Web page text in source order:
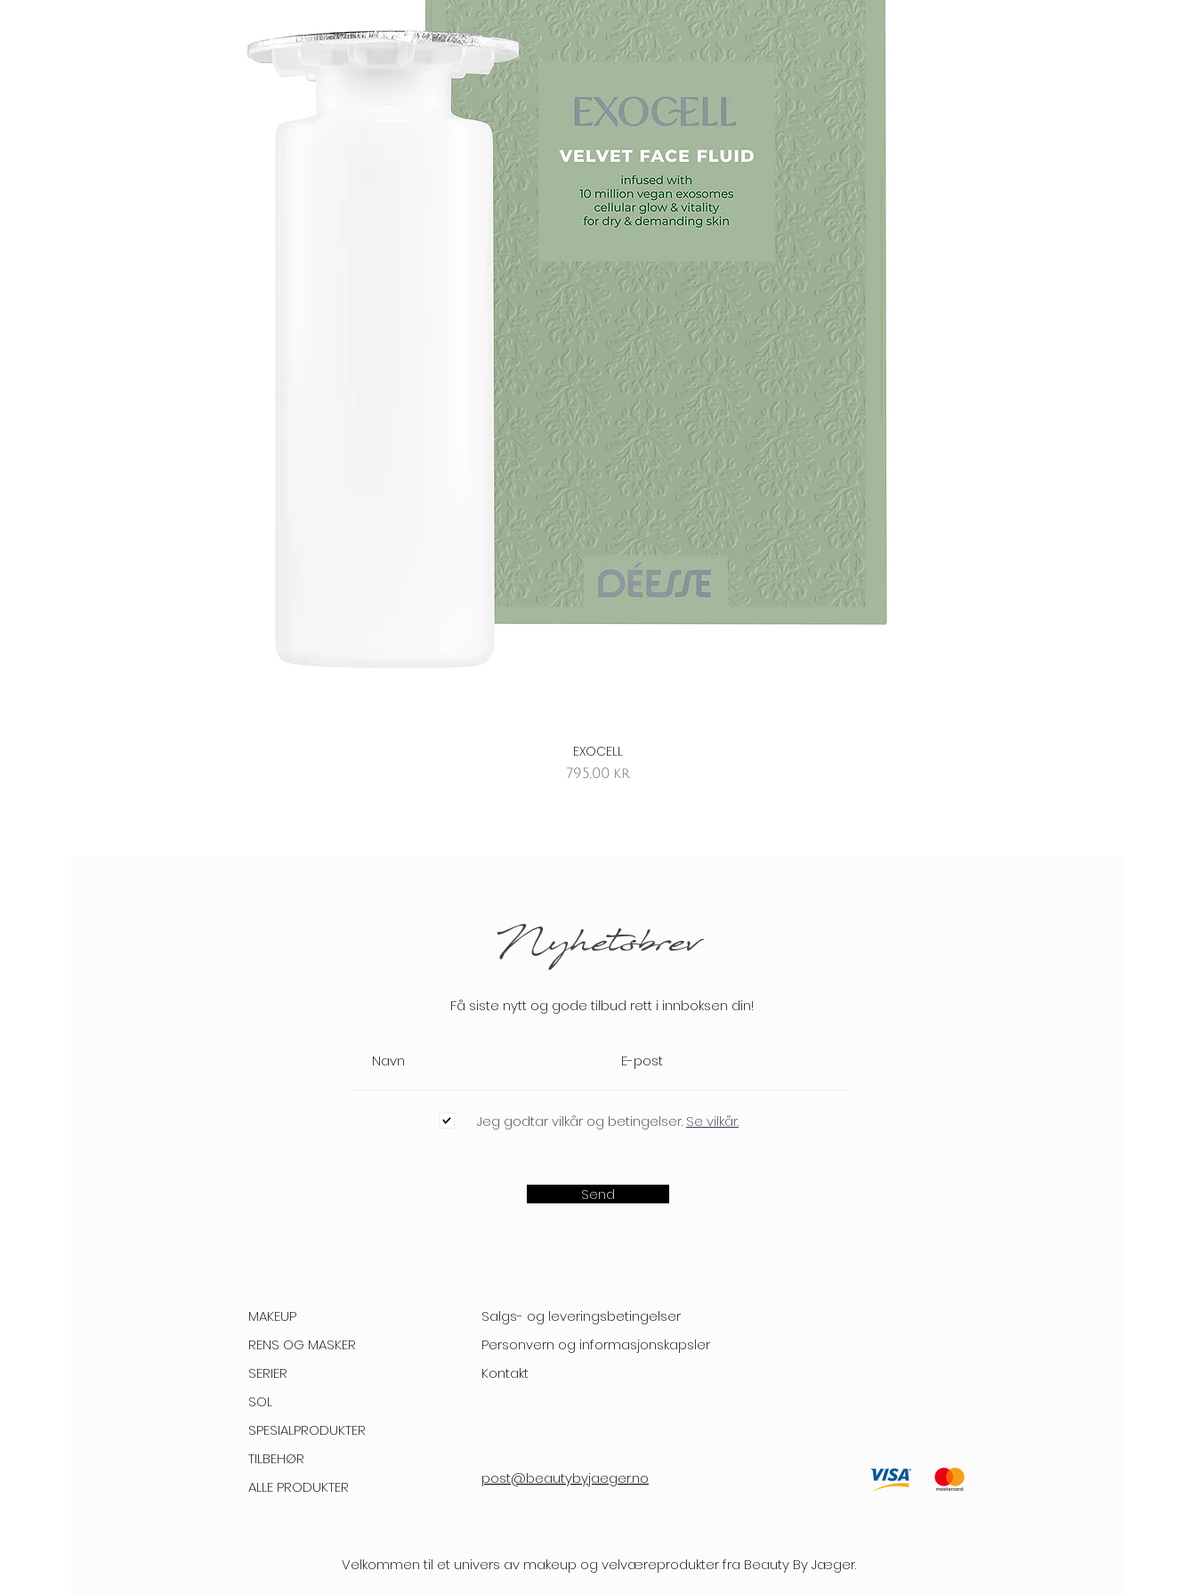
Hurtigvisning
EXOCELL
Pris
795,00 kr
Nyhetsbrev
Få siste nytt og gode tilbud rett i innboksen din!
Jeg godtar vilkår og betingelser. Se vilkår.
Send
MAKEUP
RENS OG MASKER
SERIER
SOL
SPESIALPRODUKTER
TILBEHØR
ALLE PRODUKTER
Salgs- og leveringsbetingelser
Personvern og informasjonskapsler
Kontakt
post@beautybyjaeger.no
Velkommen til et univers av makeup og velværeprodukter fra Beauty By Jæger.